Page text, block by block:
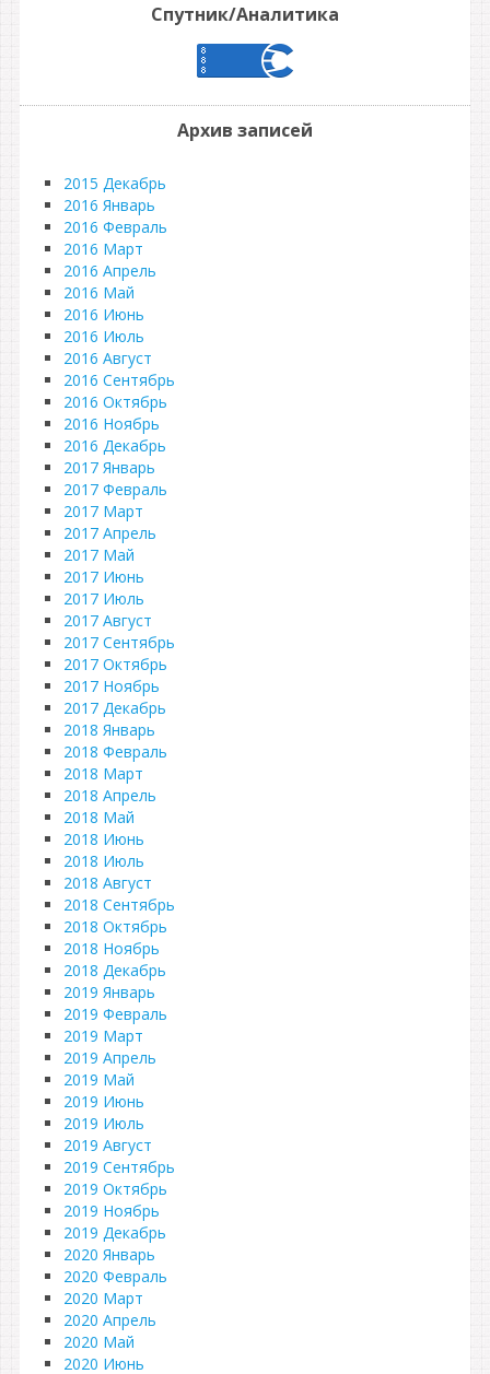
Спутник/Аналитика
Архив записей
2015 Декабрь
2016 Январь
2016 Февраль
2016 Март
2016 Апрель
2016 Май
2016 Июнь
2016 Июль
2016 Август
2016 Сентябрь
2016 Октябрь
2016 Ноябрь
2016 Декабрь
2017 Январь
2017 Февраль
2017 Март
2017 Апрель
2017 Май
2017 Июнь
2017 Июль
2017 Август
2017 Сентябрь
2017 Октябрь
2017 Ноябрь
2017 Декабрь
2018 Январь
2018 Февраль
2018 Март
2018 Апрель
2018 Май
2018 Июнь
2018 Июль
2018 Август
2018 Сентябрь
2018 Октябрь
2018 Ноябрь
2018 Декабрь
2019 Январь
2019 Февраль
2019 Март
2019 Апрель
2019 Май
2019 Июнь
2019 Июль
2019 Август
2019 Сентябрь
2019 Октябрь
2019 Ноябрь
2019 Декабрь
2020 Январь
2020 Февраль
2020 Март
2020 Апрель
2020 Май
2020 Июнь